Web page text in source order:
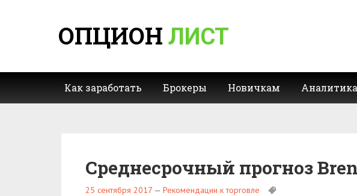
ОПЦИОН ЛИСТ
Как заработать Брокеры Новичкам Аналитика
Среднесрочный прогноз
25 сентября 2017 — Рекомендации к торговле